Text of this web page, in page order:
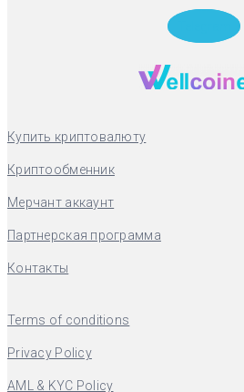
Купить криптовалюту
Криптообменник
Мерчант аккаунт
Партнерская программа
Контакты
Terms of conditions
Privacy Policy
AML & KYC Policy